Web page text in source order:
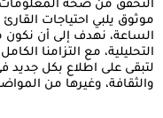
التحقق من صحة
موثوق يلبي احتياجات
الساعة، نهدف إلى أن نكون
التحليلية، مع التزامنا
لتبقى على اطلاع بكل جديد
والثقافة، وغيرها من